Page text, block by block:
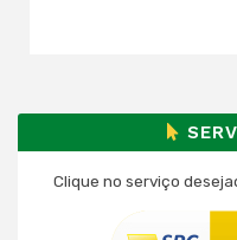
Clique no serviço